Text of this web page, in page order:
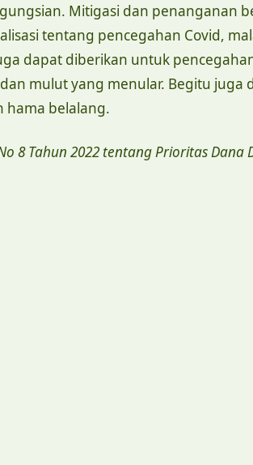
Mitigasi dan penanganan
tentang pencegahan Covid,
dapat diberikan untuk
mulut yang menular. Begitu juga
hama belalang.
8 Tahun 2022 tentang Prioritas Dana